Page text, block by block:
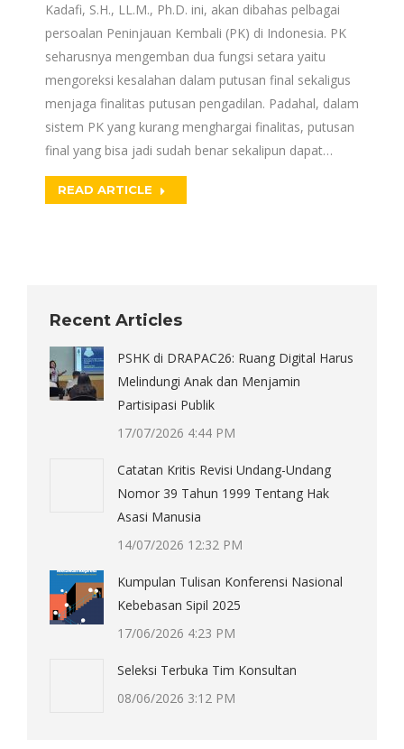
Kadafi, S.H., LL.M., Ph.D. ini, akan dibahas pelbagai
persoalan Peninjauan Kembali (PK) di Indonesia. PK
seharusnya mengemban dua fungsi setara yaitu
mengoreksi kesalahan dalam putusan final sekaligus
menjaga finalitas putusan pengadilan. Padahal, dalam
sistem PK yang kurang menghargai finalitas, putusan
final yang bisa jadi sudah benar sekalipun dapat…
READ ARTICLE
Recent Articles
PSHK di DRAPAC26: Ruang Digital Harus
Melindungi Anak dan Menjamin
Partisipasi Publik
17/07/2026 4:44 PM
Catatan Kritis Revisi Undang-Undang
Nomor 39 Tahun 1999 Tentang Hak
Asasi Manusia
14/07/2026 12:32 PM
Kumpulan Tulisan Konferensi Nasional
Kebebasan Sipil 2025
17/06/2026 4:23 PM
Seleksi Terbuka Tim Konsultan
08/06/2026 3:12 PM